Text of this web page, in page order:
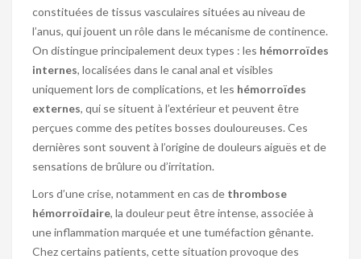
constituées de tissus vasculaires situées au niveau de
l’anus, qui jouent un rôle dans le mécanisme de continence.
On distingue principalement deux types : les hémorroïdes
internes, localisées dans le canal anal et visibles
uniquement lors de complications, et les hémorroïdes
externes, qui se situent à l’extérieur et peuvent être
perçues comme des petites bosses douloureuses. Ces
dernières sont souvent à l’origine de douleurs aiguës et de
sensations de brûlure ou d’irritation.
Lors d’une crise, notamment en cas de thrombose
hémorroïdaire, la douleur peut être intense, associée à
une inflammation marquée et une tuméfaction gênante.
Chez certains patients, cette situation provoque des